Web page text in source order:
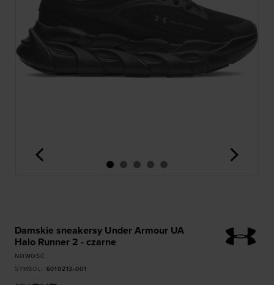
<
Damskie sneakersy Under Armour UA
Halo Runner 2 - czarne
NOWOŚĆ
SYMBOL
6010213-001